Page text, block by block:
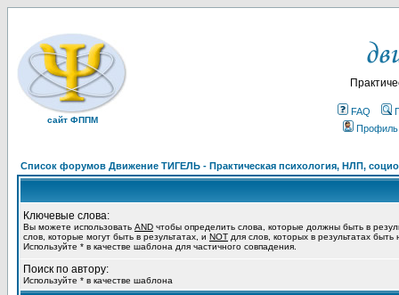
сайт ФППМ
FAQ
Профиль
Список форумов Движение ТИГЕЛЬ - Практическая психология, НЛП,
Ключевые слова:
Вы можете использовать AND чтобы определить слова, которые должны быть в
слов, которые могут быть в результатах, и NOT для слов, которых в результатах
Используйте * в качестве шаблона для частичного совпадения.
Поиск по автору:
Используйте * в качестве шаблона